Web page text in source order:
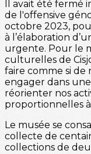
Il avait été
de l'offensive
octobre 2023,
à l’élaboration
urgente. Pour le
culturelles de
faire comme si de
engager dans
réorienter nos
proportionnelles à
Le musée se
collecte de
collections de